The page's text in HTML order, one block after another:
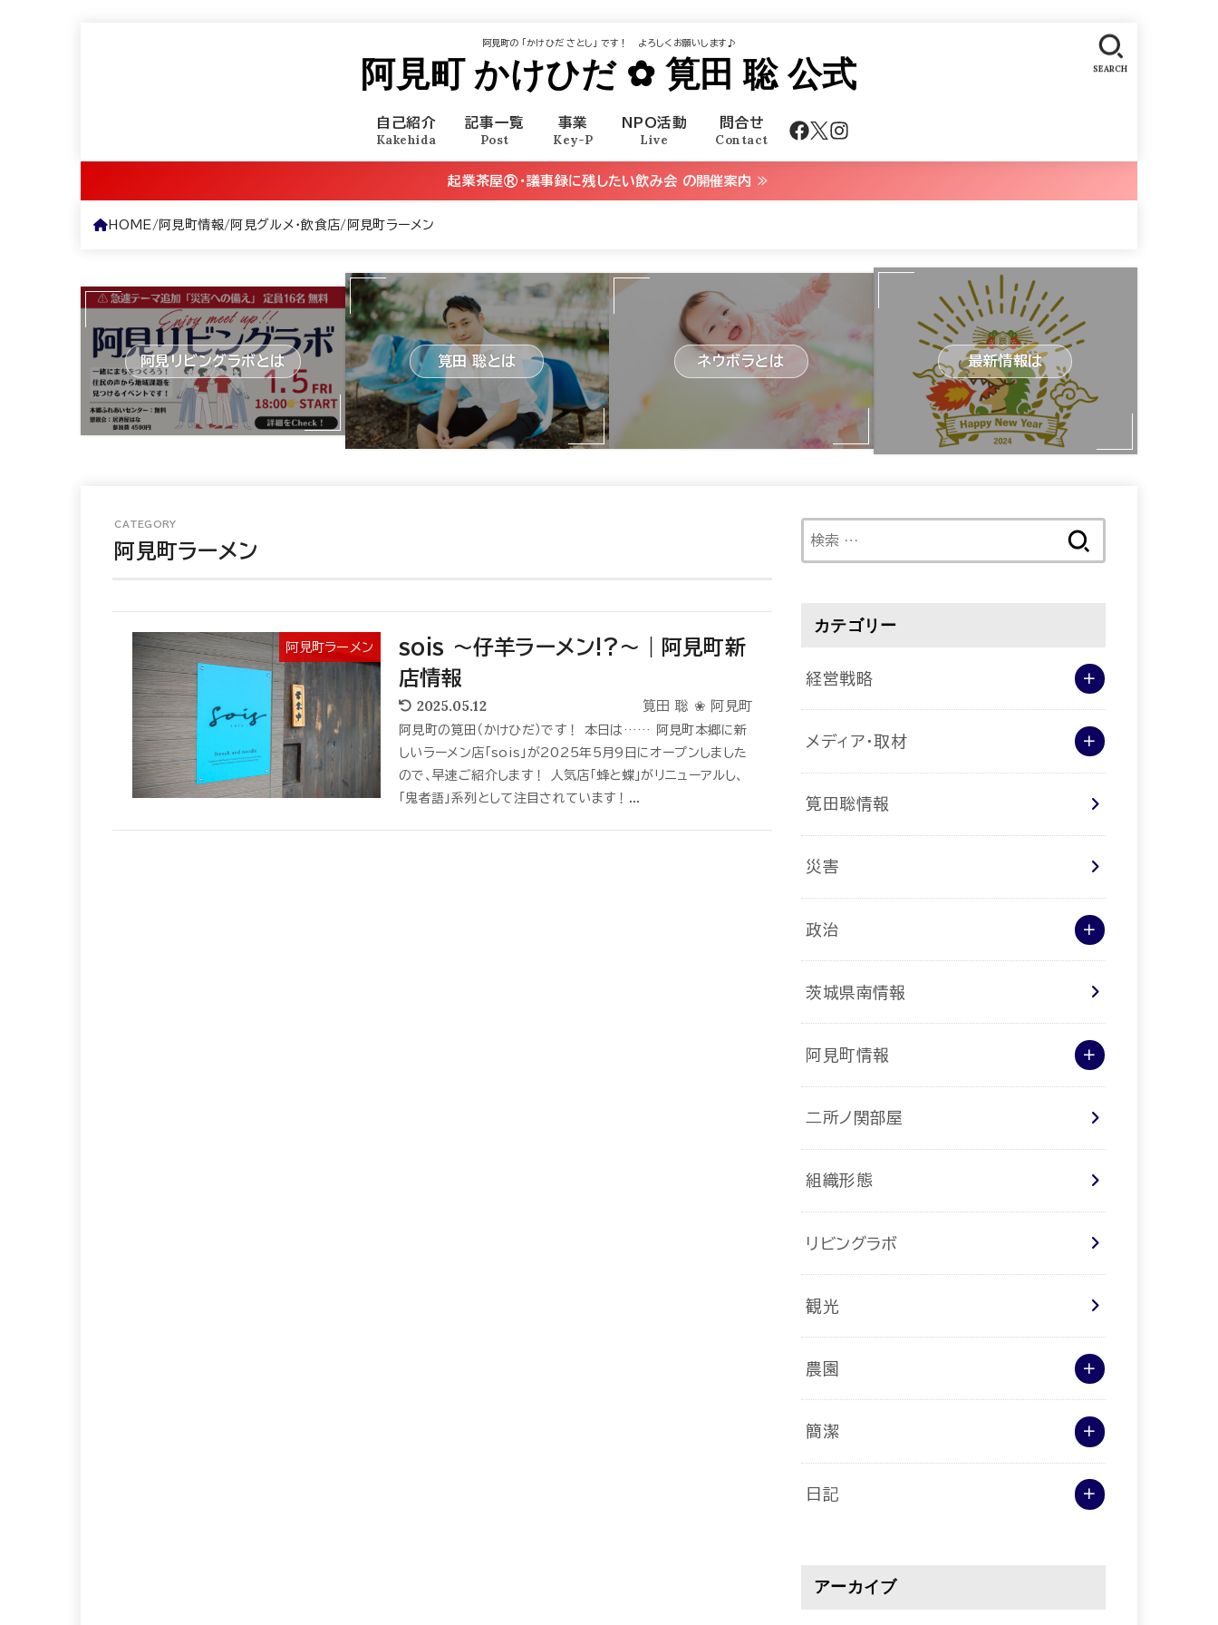
阿見町の ｢かけひだ さとし｣ です！ よろしくお願いします♪
阿見町 かけひだ ✿ 筧田 聡 公式
自己紹介
Kakehida
記事一覧
Post
事業
Key-P
NPO活動
Live
問合せ
Contact
SEARCH
起業茶屋®・議事録に残したい飲み会 の開催案内 ≫
HOME 阿見町情報 阿見グルメ･飲食店 阿見町ラーメン
阿見リビングラボとは 筧田 聡とは ネウボラとは 最新情報は
阿見町ラーメン
阿見町ラーメン
sois 〜仔羊ラーメン!?〜｜阿見町新
店情報
2025.05.12 筧田 聡 ❀ 阿見町
阿見町の筧田（かけひだ）です！ 本日は…… 阿見町本郷に新
しいラーメン店「sois」が2025年5月9日にオープンしました
ので、早速ご紹介します！ 人気店「蜂と蝶」がリニューアルし、
「鬼者語」系列として注目されています！...
索:
カテゴリー
経営戦略
メディア･取材
筧田聡情報
災害
政治
茨城県南情報
阿見町情報
二所ノ関部屋
組織形態
リビングラボ
観光
農園
簡潔
日記
アーカイブ